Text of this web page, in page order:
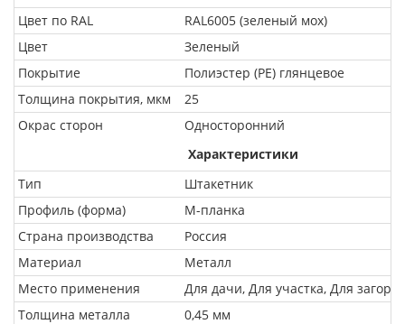
Цвет по RAL
RAL6005 (зеленый мох)
Цвет
Зеленый
Покрытие
Полиэстер (PE) глянцевое
Толщина покрытия, мкм
25
Окрас сторон
Односторонний
Характеристики
Тип
Штакетник
Профиль (форма)
М-планка
Страна производства
Россия
Материал
Металл
Место применения
Для дачи, Для участка, Для
Толщина металла
0,45 мм